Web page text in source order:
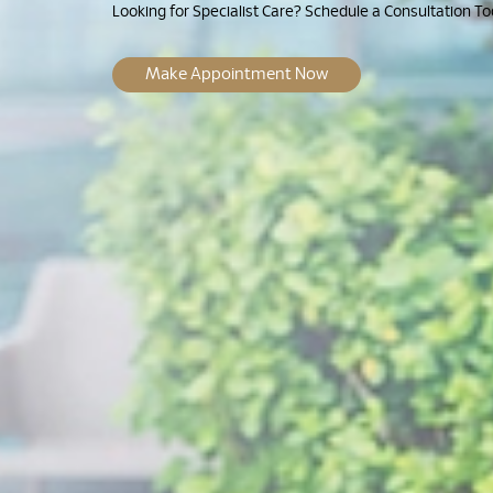
Looking for Specialist Care? Schedule a Consultation
Make Appointment Now